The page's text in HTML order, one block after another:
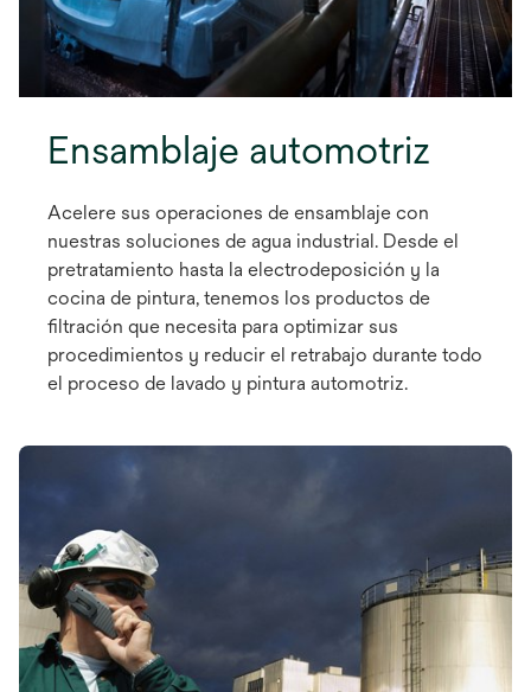
Ensamblaje automotriz
Acelere sus operaciones de ensamblaje con
nuestras soluciones de agua industrial. Desde el
pretratamiento hasta la electrodeposición y la
cocina de pintura, tenemos los productos de
filtración que necesita para optimizar sus
procedimientos y reducir el retrabajo durante todo
el proceso de lavado y pintura automotriz.